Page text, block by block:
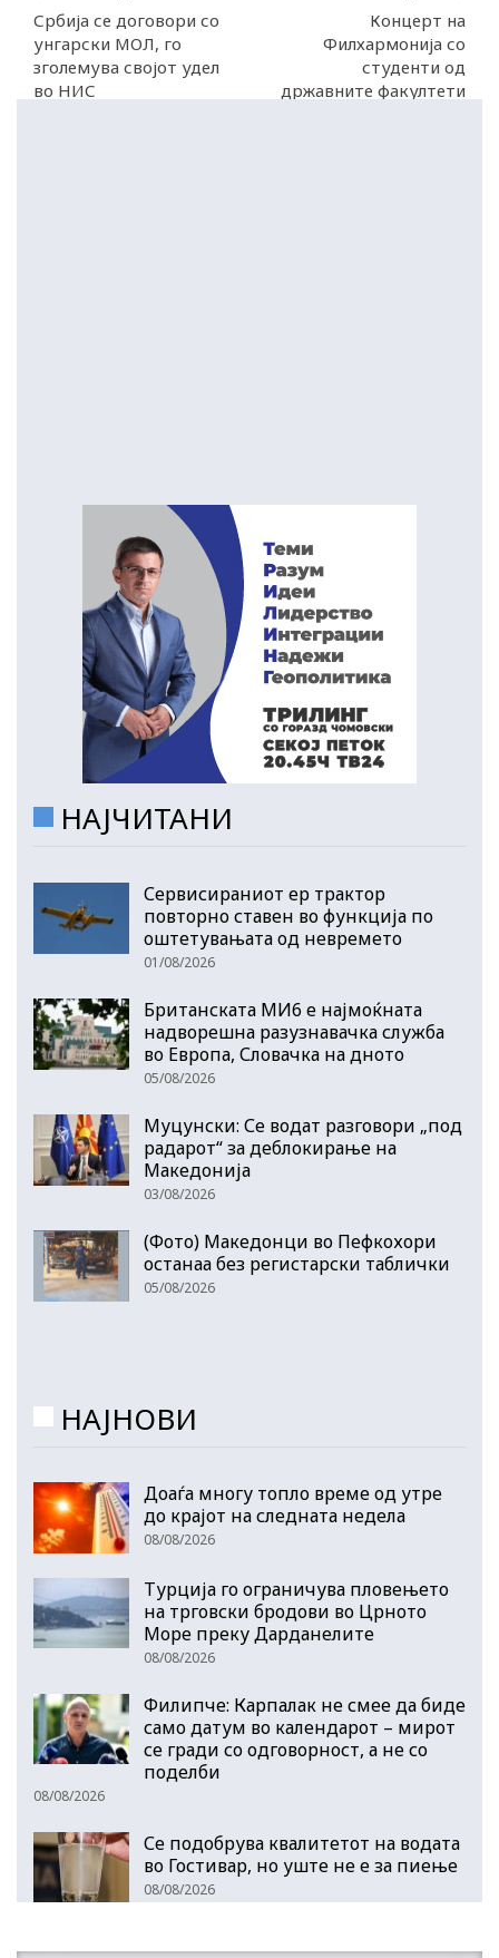
Србија се договори со
унгарски МОЛ, го
зголемува својот удел
во НИС
Концерт на
Филхармонија со
студенти од
државните факултети
НАЈЧИТАНИ
Сервисираниот ер трактор
повторно ставен во функција по
оштетувањата од невремето
01/08/2026
Британската МИ6 е најмоќната
надворешна разузнавачка служба
во Европа, Словачка на дното
05/08/2026
Муцунски: Се водат разговори „под
радарот“ за деблокирање на
Македонија
03/08/2026
(Фото) Македонци во Пефкохори
останаа без регистарски таблички
05/08/2026
НАЈНОВИ
Доаѓа многу топло време од утре
до крајот на следната недела
08/08/2026
Турција го ограничува пловењето
на трговски бродови во Црното
Море преку Дарданелите
08/08/2026
Филипче: Карпалак не смее да биде
само датум во календарот – мирот
се гради со одговорност, а не со
поделби
08/08/2026
Се подобрува квалитетот на водата
во Гостивар, но уште не е за пиење
08/08/2026